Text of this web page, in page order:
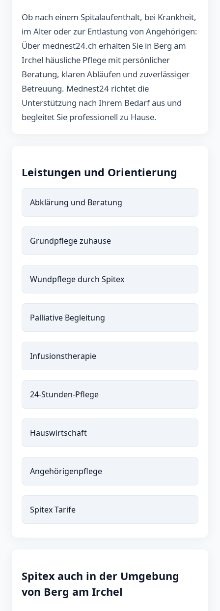
Ob nach einem Spitalaufenthalt, bei Krankheit,
im Alter oder zur Entlastung von Angehörigen:
Über mednest24.ch erhalten Sie in Berg am
Irchel häusliche Pflege mit persönlicher
Beratung, klaren Abläufen und zuverlässiger
Betreuung. Mednest24 richtet die
Unterstützung nach Ihrem Bedarf aus und
begleitet Sie professionell zu Hause.
Leistungen und Orientierung
Abklärung und Beratung
Grundpflege zuhause
Wundpflege durch Spitex
Palliative Begleitung
Infusionstherapie
24-Stunden-Pflege
Hauswirtschaft
Angehörigenpflege
Spitex Tarife
Spitex auch in der Umgebung
von Berg am Irchel